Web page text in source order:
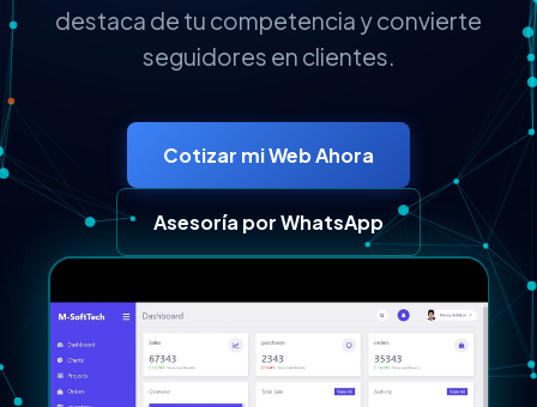
destaca de tu competencia y convierte
seguidores en clientes.
Cotizar mi Web Ahora
Asesoría por WhatsApp